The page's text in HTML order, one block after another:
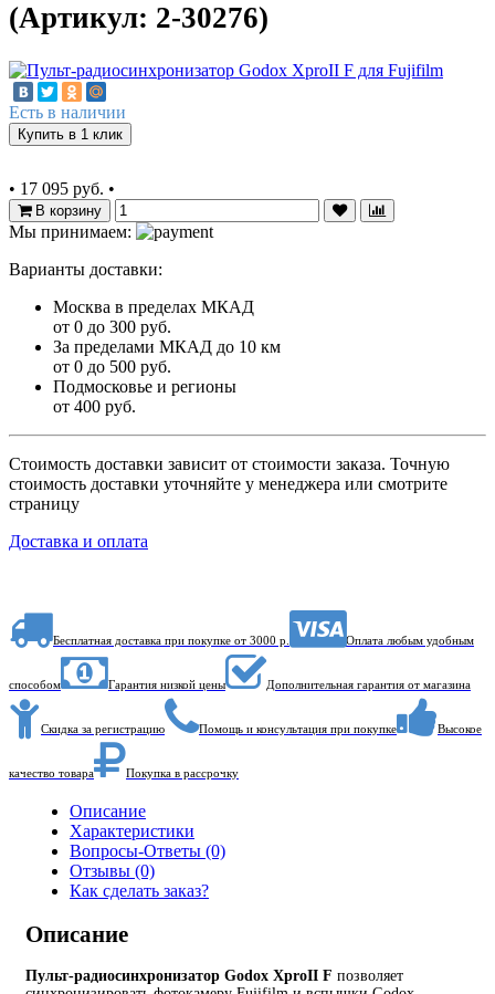
(Артикул: 2-30276)
Есть в наличии
Купить в 1 клик
• 17 095 руб. •
В корзину
Мы принимаем:
Варианты доставки:
Москва в пределах МКАД
от 0 до 300 руб.
За пределами МКАД до 10 км
от 0 до 500 руб.
Подмосковье и регионы
от 400 руб.
Стоимость доставки зависит от стоимости заказа. Точную
стоимость доставки уточняйте у менеджера или смотрите
страницу
Доставка и оплата
Бесплатная доставка при покупке от 3000 р. Оплата любым удобным
способом Гарантия низкой цены Дополнительная гарантия от магазина
Скидка за регистрацию Помощь и консультация при покупке Высокое
качество товара Покупка в рассрочку
Описание
Характеристики
Вопросы-Ответы (0)
Отзывы (0)
Как сделать заказ?
Описание
Пульт-радиосинхронизатор Godox XproII F позволяет